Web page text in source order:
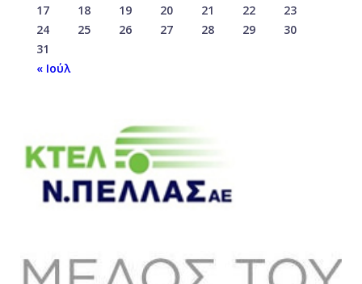
17
18 19 20 21 22
23
24
25 26 27 28 29
30
31
« Ιούλ